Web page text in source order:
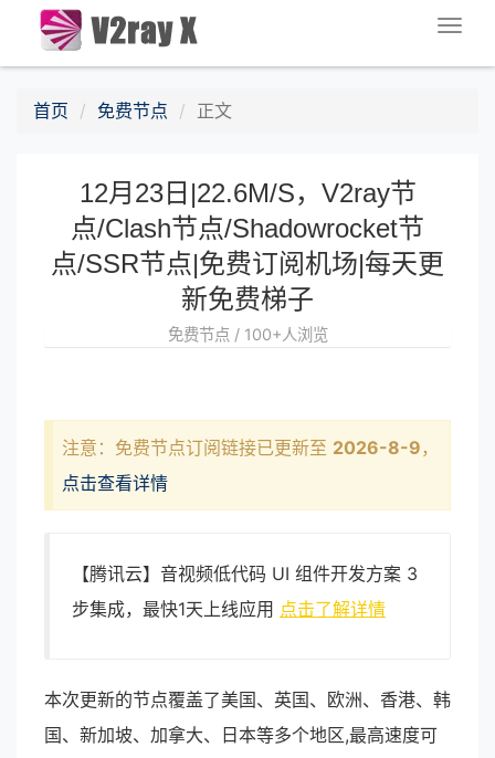
首页 免费节点 正文
12月23日|22.6M/S，V2ray节
点/Clash节点/Shadowrocket节
点/SSR节点|免费订阅机场|每天更
新免费梯子
免费节点 / 100+人浏览
注意：免费节点订阅链接已更新至 2026-8-9 ，
点击查看详情
【腾讯云】音视频低代码 UI 组件开发方案 3
步集成，最快1天上线应用 点击了解详情
本次更新的节点覆盖了美国、英国、欧洲、香港、韩
国、新加坡、加拿大、日本等多个地区,最高速度可